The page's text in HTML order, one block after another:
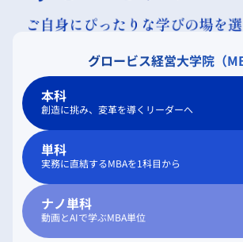
グロービス経営大学院（
本科
創造に挑み、変革を導くリーダーへ
単科
実務に直結するMBAを1科目から
ナノ単科
動画とAIで学ぶMBA単位